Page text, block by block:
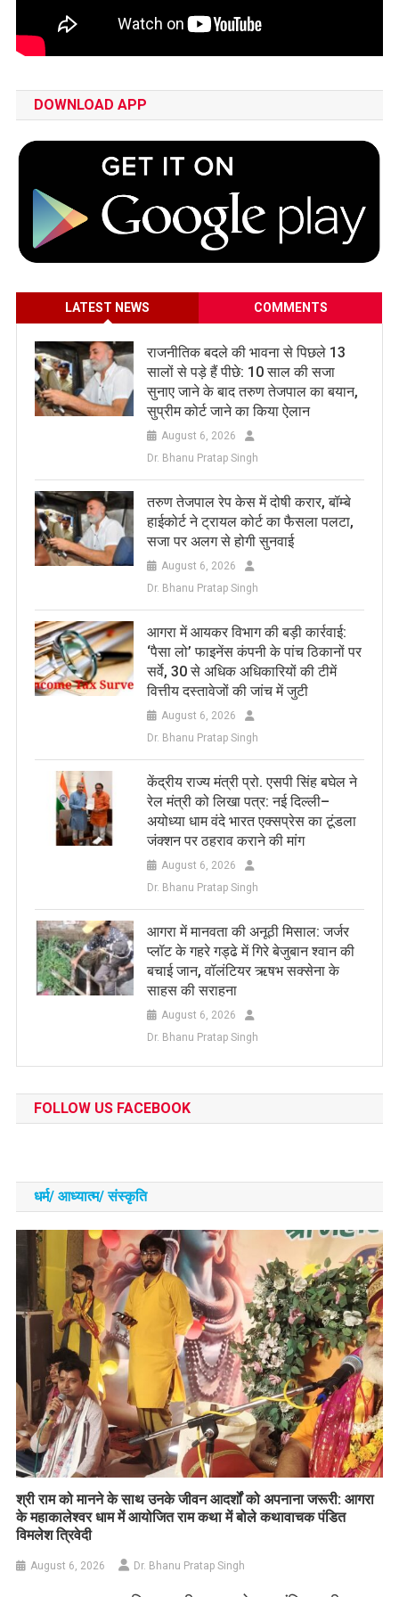
DOWNLOAD APP
LATEST NEWS COMMENTS
राजनीतिक बदले की भावना से पिछले 13
सालों से पड़े हैं पीछे: 10 साल की सजा
सुनाए जाने के बाद तरुण तेजपाल का बयान,
सुप्रीम कोर्ट जाने का किया ऐलान
August 6, 2026
Dr. Bhanu Pratap Singh
तरुण तेजपाल रेप केस में दोषी करार, बॉम्बे
हाईकोर्ट ने ट्रायल कोर्ट का फैसला पलटा,
सजा पर अलग से होगी सुनवाई
August 6, 2026
Dr. Bhanu Pratap Singh
आगरा में आयकर विभाग की बड़ी कार्रवाई:
‘पैसा लो’ फाइनेंस कंपनी के पांच ठिकानों पर
सर्वे, 30 से अधिक अधिकारियों की टीमें
वित्तीय दस्तावेजों की जांच में जुटी
August 6, 2026
Dr. Bhanu Pratap Singh
केंद्रीय राज्य मंत्री प्रो. एसपी सिंह बघेल ने
रेल मंत्री को लिखा पत्र: नई दिल्ली–
अयोध्या धाम वंदे भारत एक्सप्रेस का टूंडला
जंक्शन पर ठहराव कराने की मांग
August 6, 2026
Dr. Bhanu Pratap Singh
आगरा में मानवता की अनूठी मिसाल: जर्जर
प्लॉट के गहरे गड्ढे में गिरे बेजुबान श्वान की
बचाई जान, वॉलंटियर ऋषभ सक्सेना के
साहस की सराहना
August 6, 2026
Dr. Bhanu Pratap Singh
FOLLOW US FACEBOOK
धर्म/ आध्‍यात्‍म/ संस्‍कृति
​श्री राम को मानने के साथ उनके जीवन आदर्शों को अपनाना जरूरी: आगरा
के महाकालेश्वर धाम में आयोजित राम कथा में बोले कथावाचक पंडित
विमलेश त्रिवेदी
August 6, 2026 Dr. Bhanu Pratap Singh